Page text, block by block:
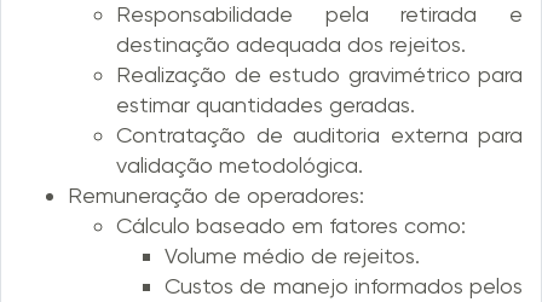
Responsabilidade pela retirada e
destinação adequada dos rejeitos.
Realização de estudo gravimétrico para
estimar quantidades geradas.
Contratação de auditoria externa para
validação metodológica.
Remuneração de operadores:
Cálculo baseado em fatores como:
Volume médio de rejeitos.
Custos de manejo informados pelos